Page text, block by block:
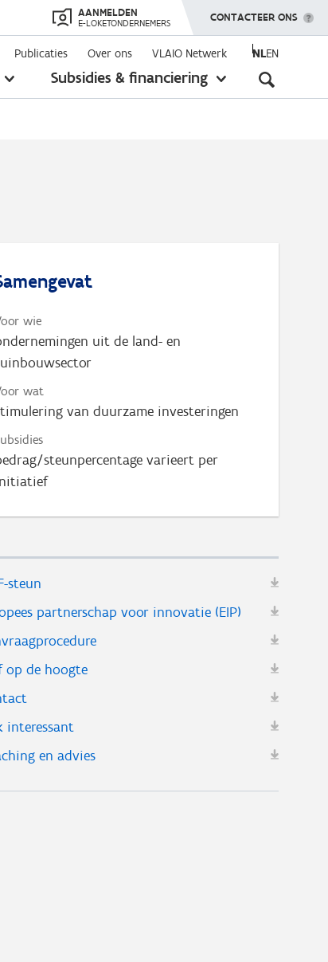
AANMELDEN
E-LOKETONDERNEMERS TOON MENU
CONTACTEER ONS
Publicaties Over ons VLAIO Netwerk NLEN
toon
Subsidies & financiering
toon
wie
uit de land- en
wat
van duurzame investeringen
steunpercentage varieert per
steun
partnerschap voor innovatie (EIP)
op de hoogte
interessant
en advies